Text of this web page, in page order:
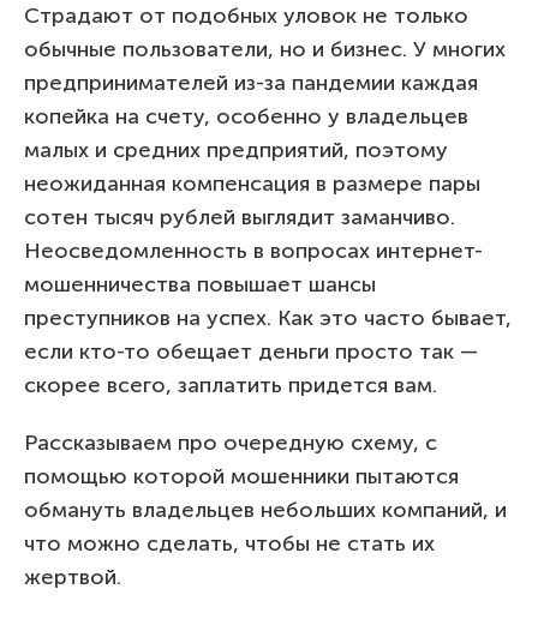
Страдают от подобных уловок не только
обычные пользователи, но и бизнес. У многих
предпринимателей из-за пандемии каждая
копейка на счету, особенно у владельцев
малых и средних предприятий, поэтому
неожиданная компенсация в размере пары
сотен тысяч рублей выглядит заманчиво.
Неосведомленность в вопросах интернет-
мошенничества повышает шансы
преступников на успех. Как это часто бывает,
если кто-то обещает деньги просто так —
скорее всего, заплатить придется вам.
Рассказываем про очередную схему, с
помощью которой мошенники пытаются
обмануть владельцев небольших компаний, и
что можно сделать, чтобы не стать их
жертвой.